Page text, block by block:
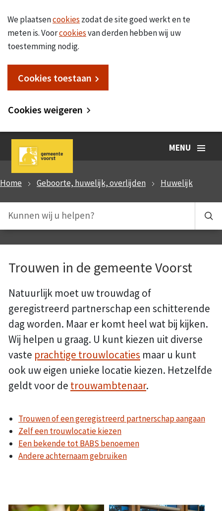
We plaatsencookies zodat de site goed werkt en te
meten is. Voorcookiesvan derden hebben wij uw
toestemming nodig.
Cookies toestaan
Cookies weigeren
MENU
Home Geboorte, huwelijk, overlijden Huwelijk
Trouwen in de gemeente Voorst
Natuurlijk moet uw trouwdag of
geregistreerd partnerschap een schitterende
dag worden. Maar er komt heel wat bij kijken.
Wij helpen u graag. U kunt kiezen uit diverse
vaste prachtige trouwlocaties maar u kunt
ook uw eigen unieke locatie kiezen. Hetzelfde
geldt voor de trouwambtenaar.
Trouwen of een geregistreerd partnerschap aangaan
Zelf een trouwlocatie kiezen
Een bekende tot BABS benoemen
Andere achternaam gebruiken